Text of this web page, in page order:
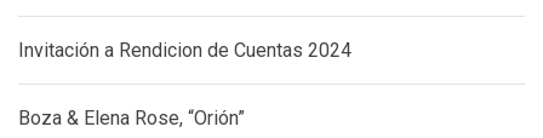
Invitación a Rendicion de Cuentas 2024
Boza & Elena Rose, “Orión”